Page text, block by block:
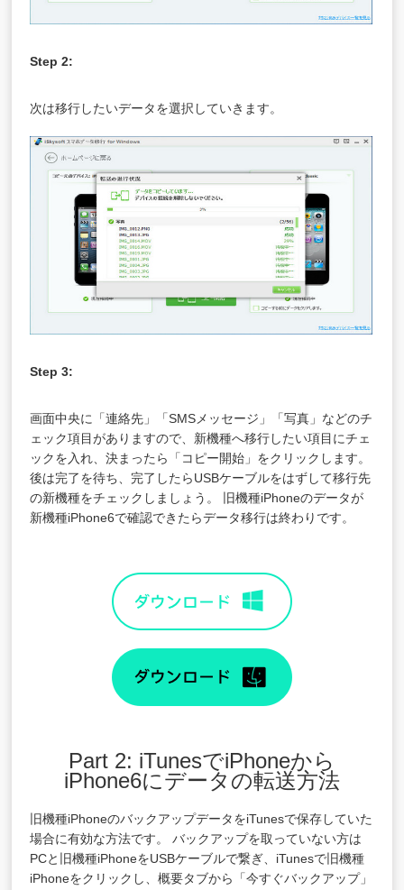
Step 2:
次は移行したいデータを選択していきます。
Step 3:
画面中央に「連絡先」「SMSメッセージ」「写真」などのチ
ェック項目がありますので、新機種へ移行したい項目にチェ
ックを入れ、決まったら「コピー開始」をクリックします。
後は完了を待ち、完了したらUSBケーブルをはずして移行先
の新機種をチェックしましょう。 旧機種iPhoneのデータが
新機種iPhone6で確認できたらデータ移行は終わりです。
Part 2: iTunesでiPhoneから
iPhone6にデータの転送方法
旧機種iPhoneのバックアップデータをiTunesで保存していた
場合に有効な方法です。 バックアップを取っていない方は
PCと旧機種iPhoneをUSBケーブルで繋ぎ、iTunesで旧機種
iPhoneをクリックし、概要タブから「今すぐバックアップ」